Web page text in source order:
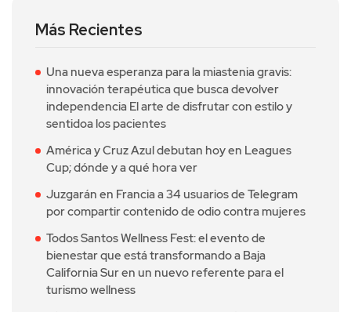
Más Recientes
Una nueva esperanza para la miastenia gravis:
innovación terapéutica que busca devolver
independencia El arte de disfrutar con estilo y
sentidoa los pacientes
América y Cruz Azul debutan hoy en Leagues
Cup; dónde y a qué hora ver
Juzgarán en Francia a 34 usuarios de Telegram
por compartir contenido de odio contra mujeres
Todos Santos Wellness Fest: el evento de
bienestar que está transformando a Baja
California Sur en un nuevo referente para el
turismo wellness